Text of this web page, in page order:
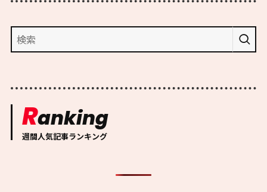
Ranking
週間人気記事ランキング